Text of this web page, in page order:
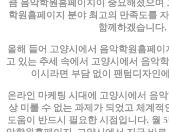
큼 음악학원홈페이지이 중요해졌으며
학원홈페이지 분야 최고의 만족도를
함께하겠습니다.
올해 들어 고양시에서 음악학원홈페
고 있는 추세 속에서 고양시에서 음악
이시라면 부담 없이 팬텀디자인
온라인 마케팅 시대에 고양시에서 음
상 미룰 수 없는 과제가 되었고 체계적
도움이 반드시 필요한 시점입니다. 월